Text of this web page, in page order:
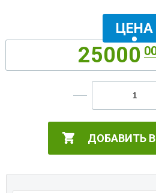
25000
ЦЕНА
ДОБАВИТЬ